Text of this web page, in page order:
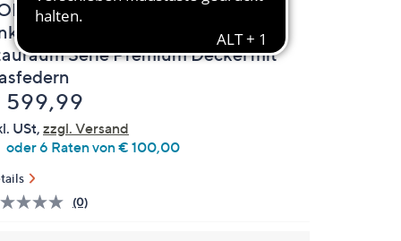
BOXSPRING
TOSKANA inkl.
Serie Premium Deckel mit
599,99
USt,zzgl. Versand
oder 6 Raten von € 100,00
Bisher
(0)